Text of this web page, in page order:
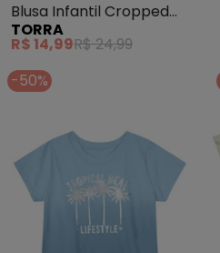
Blusa Infantil Cropped
Ciganinha (Azul)
TORRA
R$ 14,99R$ 24,99
-50%